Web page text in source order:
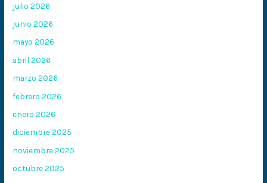
julio 2026
junio 2026
mayo 2026
abril 2026
marzo 2026
febrero 2026
enero 2026
diciembre 2025
noviembre 2025
octubre 2025